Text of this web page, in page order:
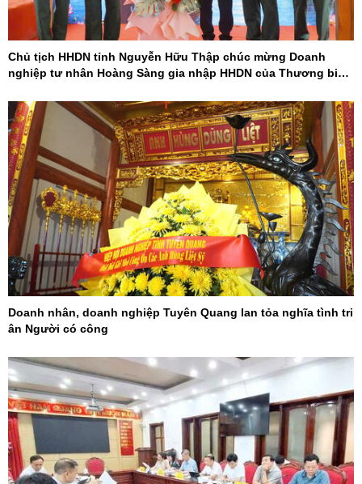
Chủ tịch HHDN tỉnh Nguyễn Hữu Thập chúc mừng Doanh
nghiệp tư nhân Hoàng Sàng gia nhập HHDN của Thương binh
Doanh nhân, doanh nghiệp Tuyên Quang lan tỏa nghĩa tình tri
ân Người có công